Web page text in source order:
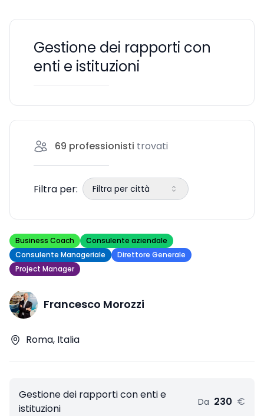
Gestione dei rapporti con
enti e istituzioni
69 professionisti trovati
Filtra per: Filtra per città
Business Coach
Consulente aziendale
Consulente Manageriale
Direttore Generale
Project Manager
Francesco Morozzi
Roma, Italia
Gestione dei rapporti con enti e
istituzioni
Da 230 €